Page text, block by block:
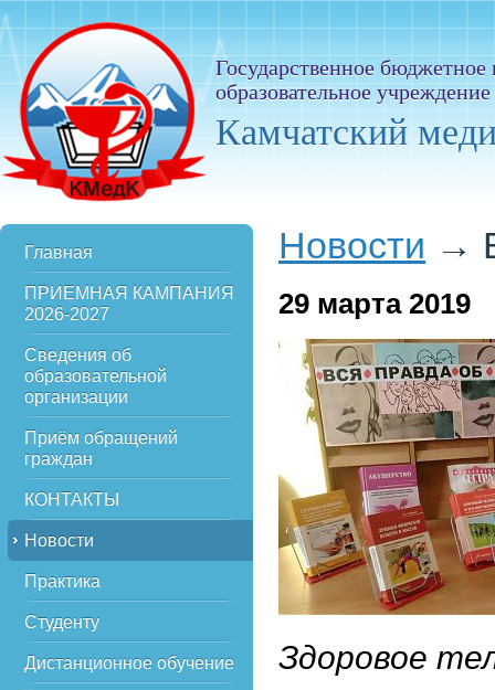
Государственное
образовательное
Камчатский
Главная
ПРИЕМНАЯ КАМПАНИЯ
2026-2027
Сведения об
образовательной
организации
Приём обращений
граждан
КОНТАКТЫ
Новости
Практика
Студенту
Дистанционное обучение
Новости →
29 марта 2019
Здоровое